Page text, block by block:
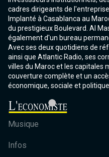
cadres dirigeants de
Implanté à Casablanca au
du prestigieux Boulevard. Al
également d'un bureau
Avec ses deux quotidiens de
ainsi que Atlantic Radio, ses
villes du Maroc et les capitales
couverture complète et un
économique, sociale et
Musique
Infos